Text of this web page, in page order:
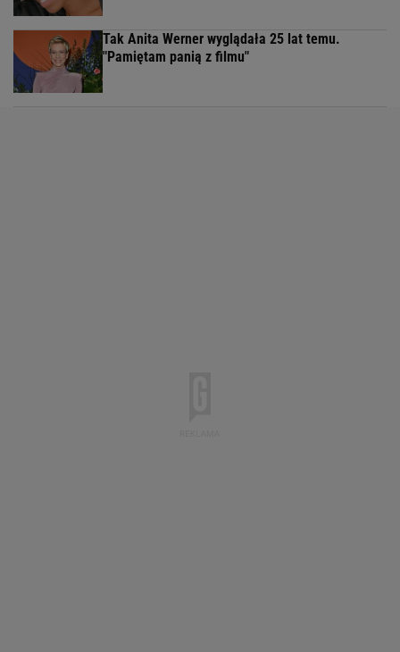
Tak Anita Werner wyglądała 25 lat temu.
"Pamiętam panią z filmu"